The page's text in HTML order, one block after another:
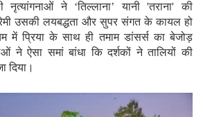
ने ‘तिल्लाना’ यानी 'तराना' की
उसकी लयबद्धता और सुपर संगत के कायल हो
में प्रिया के साथ ही तमाम डांसर्स का बेजोड़
ने ऐसा समां बांधा कि दर्शकों ने तालियों की
दिया।